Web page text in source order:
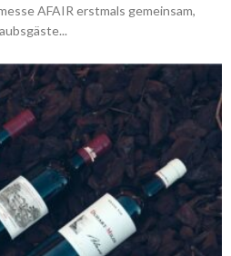
AFAIR erstmals gemeinsam,